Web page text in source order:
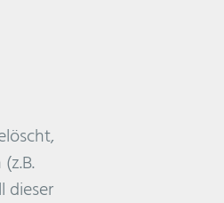
dieser